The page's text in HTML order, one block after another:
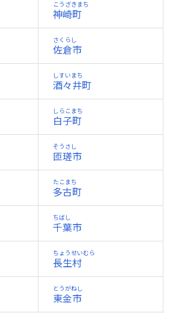
神崎町
こうざきまち
佐倉市
さくらし
酒々井町
しすいまち
白子町
しらこまち
匝瑳市
そうさし
多古町
たこまち
千葉市
ちばし
長生村
ちょうせいむら
東金市
とうがねし